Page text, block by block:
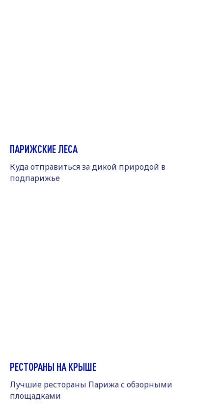
ПАРИЖСКИЕ ЛЕСА
Куда отправиться за дикой природой в
подпарижье
РЕСТОРАНЫ НА КРЫШЕ
Лучшие рестораны Парижа с обзорными
площадками